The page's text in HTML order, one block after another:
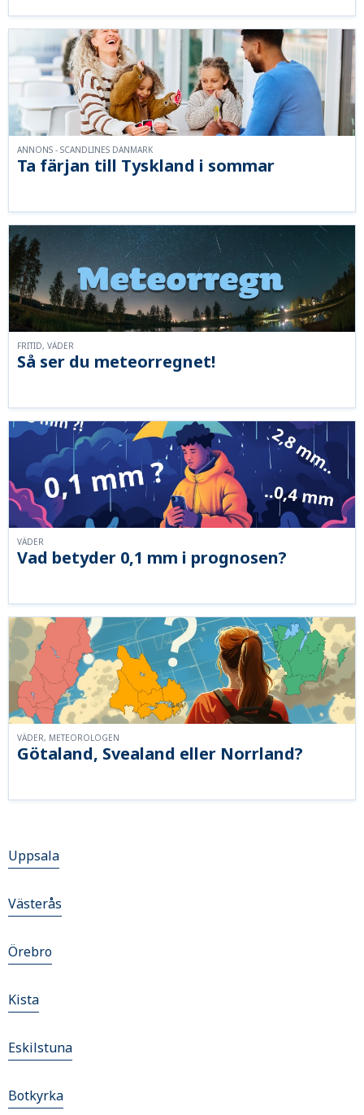
Ta färjan till Tyskland i sommar
ANNONS - SCANDLINES DANMARK
Så ser du meteorregnet!
FRITID, VÄDER
Vad betyder 0,1 mm i prognosen?
VÄDER
Götaland, Svealand eller Norrland?
VÄDER, METEOROLOGEN
Uppsala
Västerås
Örebro
Kista
Eskilstuna
Botkyrka